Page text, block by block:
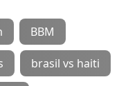
BBM
brasil vs haiti